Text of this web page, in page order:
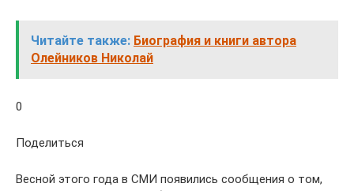
Читайте также: Биография и книги автора
Олейников Николай
0
Поделиться
Весной этого года в СМИ появились сообщения о том,